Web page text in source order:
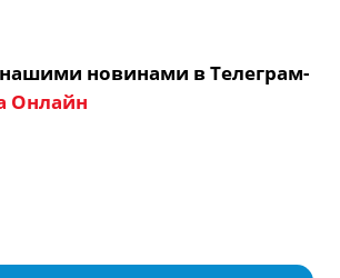
нашими новинами в Телеграм-
Онлайн